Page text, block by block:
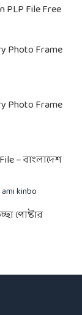
PLP File Free
Photo Frame
Photo Frame
– বাংলাদেশ
kinbo
পোষ্টার